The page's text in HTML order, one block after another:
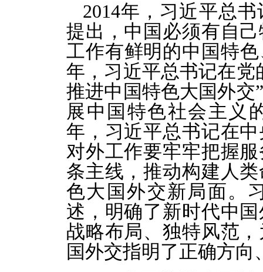
2014年，习近平总
提出，中国必须有自
工作有鲜明的中国特
年，习近平总书记在党
推进中国特色大国外交
展中国特色社会主义
年，习近平总书记在
对外工作要牢牢把握
条主线，推动构建人
色大国外交新局面。
述，明确了新时代中
战略布局、独特风范
国外交指明了正确方